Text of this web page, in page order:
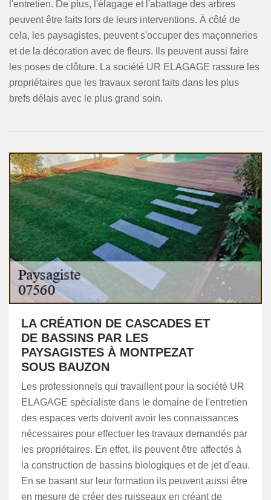
l'entretien. De plus, l'élagage et l'abattage des arbres
peuvent être faits lors de leurs interventions. À côté de
cela, les paysagistes, peuvent s'occuper des maçonneries
et de la décoration avec de fleurs. Ils peuvent aussi faire
les poses de clôture. La société UR ELAGAGE rassure les
propriétaires que les travaux seront faits dans les plus
brefs délais avec le plus grand soin.
LA CRÉATION DE CASCADES ET
DE BASSINS PAR LES
PAYSAGISTES À MONTPEZAT
SOUS BAUZON
Les professionnels qui travaillent pour la société UR
ELAGAGE spécialiste dans le domaine de l'entretien
des espaces verts doivent avoir les connaissances
nécessaires pour effectuer les travaux demandés par
les propriétaires. En effet, ils peuvent être affectés à
la construction de bassins biologiques et de jet d'eau.
En se basant sur leur formation ils peuvent aussi être
en mesure de créer des ruisseaux en créant de